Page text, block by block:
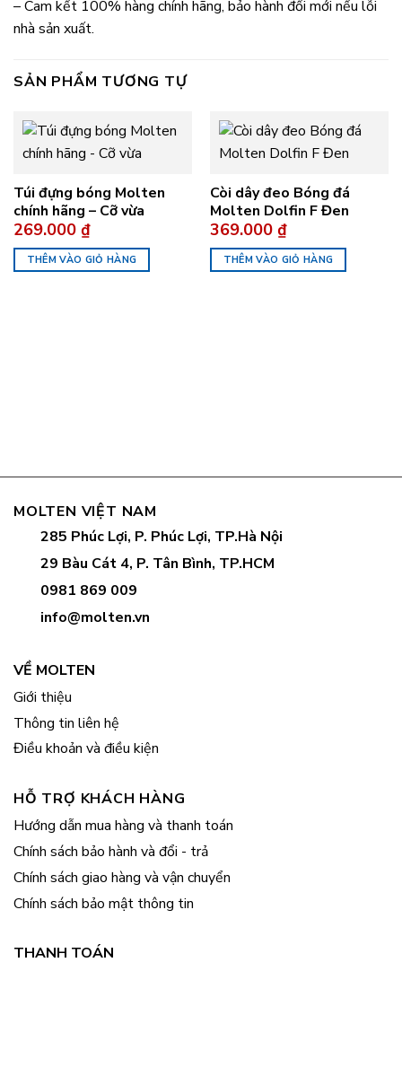
– Cam kết 100% hàng chính hãng, bảo hành đổi mới nếu lỗi
nhà sản xuất.
SẢN PHẨM TƯƠNG TỰ
Túi đựng bóng Molten
chính hãng – Cỡ vừa
269.000 ₫
THÊM VÀO GIỎ HÀNG
Còi dây đeo Bóng đá
Molten Dolfin F Đen
369.000 ₫
THÊM VÀO GIỎ HÀNG
MOLTEN VIỆT NAM
285 Phúc Lợi, P. Phúc Lợi, TP.Hà Nội
29 Bàu Cát 4, P. Tân Bình, TP.HCM
0981 869 009
info@molten.vn
VỀ MOLTEN
Giới thiệu
Thông tin liên hệ
Điều khoản và điều kiện
HỖ TRỢ KHÁCH HÀNG
Hướng dẫn mua hàng và thanh toán
Chính sách bảo hành và đổi - trả
Chính sách giao hàng và vận chuyển
Chính sách bảo mật thông tin
THANH TOÁN